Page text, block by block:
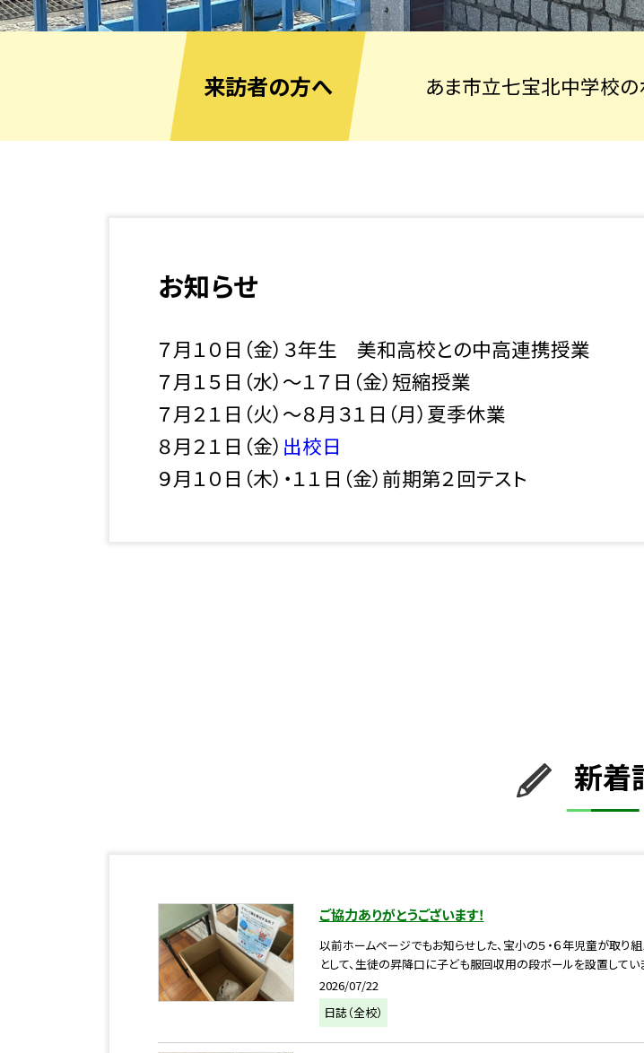
来訪者の方へ あま市立七宝北中学校の
お知らせ
７月１０日（金）３年生 美和高校との中高連携授業
７月１５日（水）～１７日（金）短縮授業
７月２１日（火）～８月３１日（月）夏季休業
８月２１日（金） 出校日
９月１０日（木）・１１日（金）前期第２回テスト
新着
ご協力ありがとうございます！
以前ホームページでもお知らせした、宝小の５・６年児童が取り
として、生徒の昇降口に子ども服回収用の段ボールを設置してい
2026/07/22
日誌（全校）